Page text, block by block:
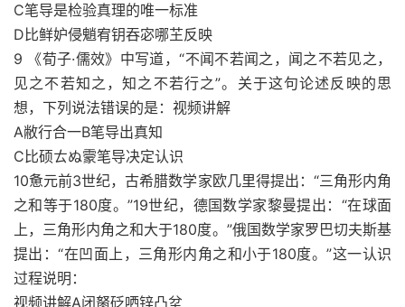
C笔导是检验真理的唯一标准
D比鲜妒侵魈宥钥吞宓哪芏反映
9 《荀子·儒效》中写道，“不闻不若闻之，闻之不若见之，
见之不若知之，知之不若行之”。关于这句论述反映的思
想，下列说法错误的是：视频讲解
A敝行合一B笔导出真知
C比硕ㄊぬ霥笔导决定认识
10惫元前3世纪，古希腊数学家欧几里得提出：“三角形内角
之和等于180度。”19世纪，德国数学家黎曼提出：“在球面
上，三角形内角之和大于180度。”俄国数学家罗巴切夫斯基
提出：“在凹面上，三角形内角之和小于180度。”这一认识
过程说明：
视频讲解A闭胬砭哂锌凸坌